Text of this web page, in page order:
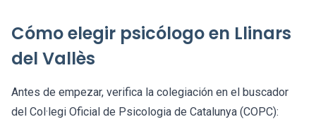
Cómo elegir psicólogo en Llinars
del Vallès
Antes de empezar, verifica la colegiación en el buscador
del Col·legi Oficial de Psicologia de Catalunya (COPC):